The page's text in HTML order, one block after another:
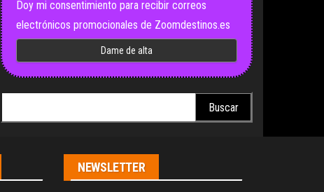
Doy mi consentimiento para recibir correos
electrónicos promocionales de Zoomdestinos.es
NEWSLETTER